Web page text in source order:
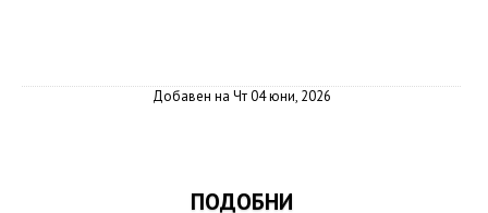
Добавен на Чт 04 юни, 2026
ПОДОБНИ